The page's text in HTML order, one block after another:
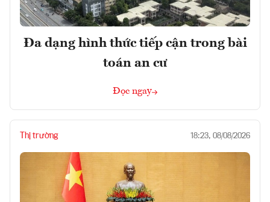
Đa dạng hình thức tiếp cận trong bài
toán an cư
Đọc ngay
Thị trường 18:23, 08/08/2026